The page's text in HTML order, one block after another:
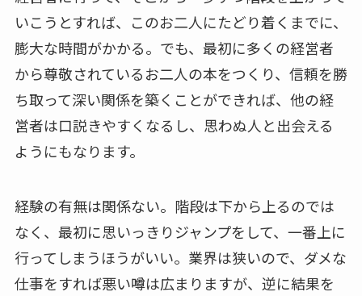
いこうとすれば、このお二人にたどり着くまでに、
膨大な時間がかかる。でも、最初に多くの経営者
から尊敬されているお二人の本をつくり、信頼を勝
ち取って深い関係を築くことができれば、他の経
営者は口説きやすくなるし、思わぬ人と出会える
ようにもなります。
経験の有無は関係ない。階段は下から上るのでは
なく、最初に思いっきりジャンプをして、一番上に
行ってしまうほうがいい。業界は狭いので、ダメな
仕事をすれば悪い噂は広まりますが、逆に結果を